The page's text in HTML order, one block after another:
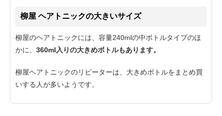
柳屋 ヘアトニックの大きいサイズ
柳屋のヘアトニックには、容量240mlの中ボトルタイプのほ
かに、 360ml入りの大きめボトルもあります。
柳屋ヘアトニックのリピーターは、大きめボトルをまとめ買
いする人が多いようです。